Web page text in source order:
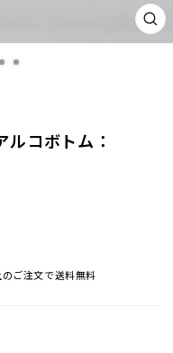
閉
じ
コボトム：
ご注文で送料無料